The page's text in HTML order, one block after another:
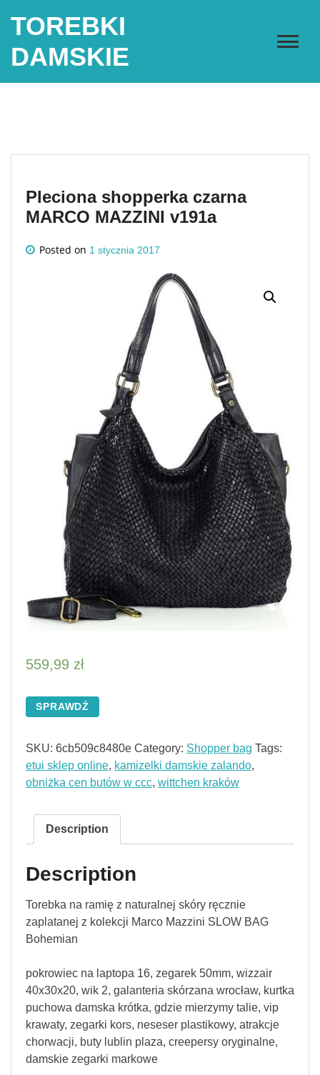
TOREBKI
DAMSKIE
Pleciona shopperka czarna
MARCO MAZZINI v191a
Posted on 1 stycznia 2017
559,99 zł
SPRAWDŹ
SKU: 6cb509c8480e Category: Shopper bag Tags:
etui sklep online, kamizelki damskie zalando,
obniżka cen butów w ccc, wittchen kraków
Description
Description
Torebka na ramię z naturalnej skóry ręcznie
zaplatanej z kolekcji Marco Mazzini SLOW BAG
Bohemian
pokrowiec na laptopa 16, zegarek 50mm, wizzair
40x30x20, wik 2, galanteria skórzana wrocław, kurtka
puchowa damska krótka, gdzie mierzymy talie, vip
krawaty, zegarki kors, neseser plastikowy, atrakcje
chorwacji, buty lublin plaza, creepersy oryginalne,
damskie zegarki markowe